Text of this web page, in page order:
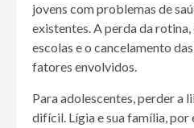
jovens com problemas de
existentes. A perda da
escolas e o cancelamento
fatores envolvidos.
Para adolescentes, perder a
difícil. Lígia e sua família, por